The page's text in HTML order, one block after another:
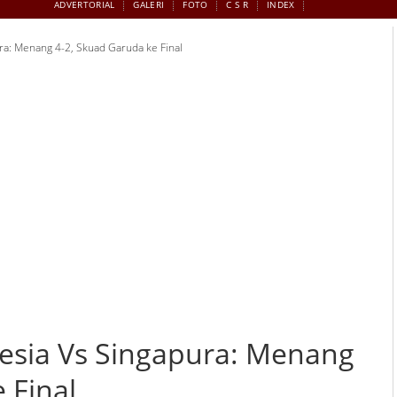
ADVERTORIAL GALERI FOTO C S R INDEX
Menang 4-2, Skuad Garuda ke Final
Vs Singapura: Menang